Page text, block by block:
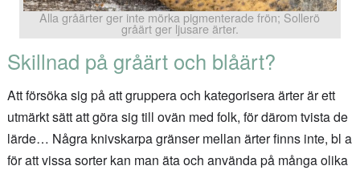
Alla gråärter ger inte mörka pigmenterade frön; Sollerö
gråärt ger ljusare ärter.
Skillnad på gråärt och blåärt?
Att försöka sig på att gruppera och kategorisera ärter är ett
utmärkt sätt att göra sig till ovän med folk, för därom tvista de
lärde… Några knivskarpa gränser mellan ärter finns inte, bl a
för att vissa sorter kan man äta och använda på många olika